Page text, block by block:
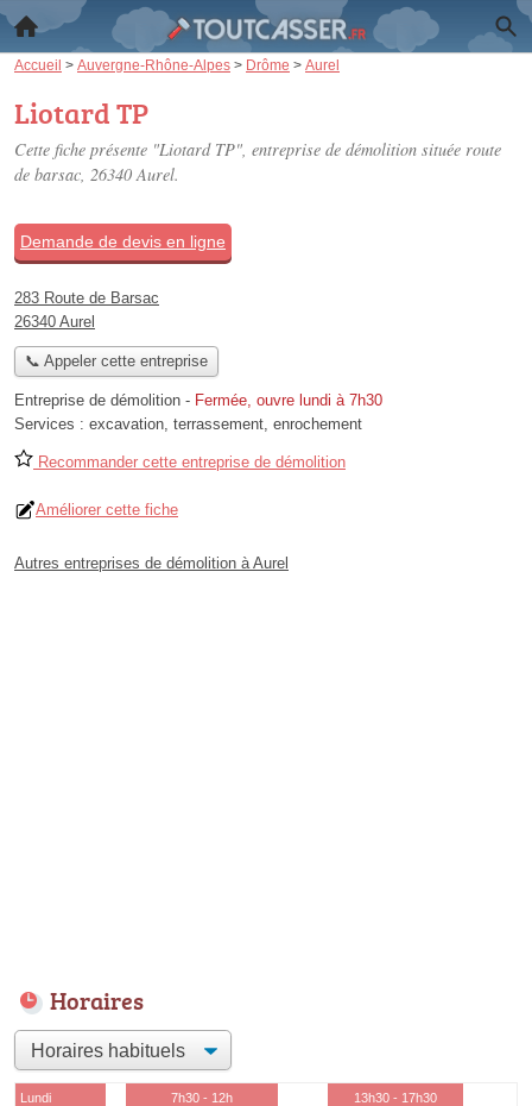
Accueil > Auvergne-Rhône-Alpes > Drôme > Aurel
Liotard TP
Cette fiche présente "Liotard TP", entreprise de démolition située route
de barsac, 26340 Aurel.
Demande de devis en ligne
283 Route de Barsac
26340 Aurel
📞 Appeler cette entreprise
Entreprise de démolition - Fermée, ouvre lundi à 7h30
Services : excavation, terrassement, enrochement
Recommander cette entreprise de démolition
Améliorer cette fiche
Autres entreprises de démolition à Aurel
Horaires
Lundi 7h30 - 12h
13h30 - 17h30